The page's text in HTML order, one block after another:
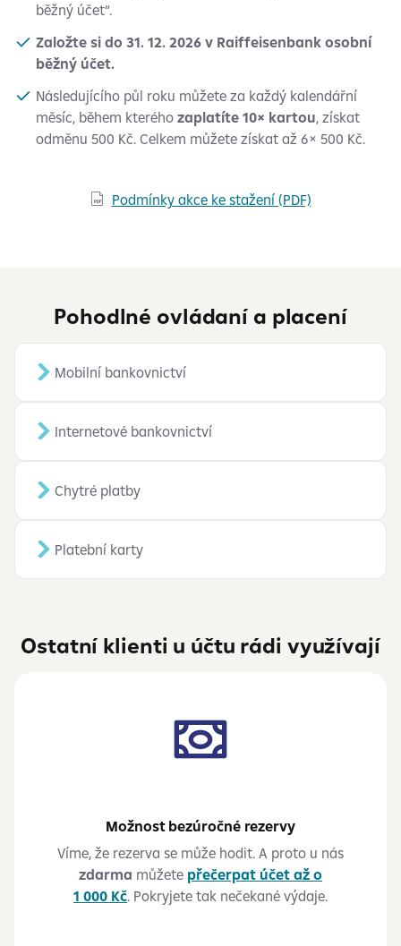
běžný účet“.
Založte si do 31. 12. 2026 v Raiffeisenbank osobní
běžný účet.
Následujícího půl roku můžete za každý kalendářní
měsíc, během kterého zaplatíte 10× kartou, získat
odměnu 500 Kč. Celkem můžete získat až 6× 500 Kč.
 Podmínky akce ke stažení (PDF)
Pohodlné ovládaní a placení
Mobilní bankovnictví
Internetové bankovnictví
Chytré platby
Platební karty
Ostatní klienti u účtu rádi využívají
Možnost bezúročné rezervy
Víme, že rezerva se může hodit. A proto u nás
zdarma můžete přečerpat účet až o
1 000 Kč. Pokryjete tak nečekané výdaje.